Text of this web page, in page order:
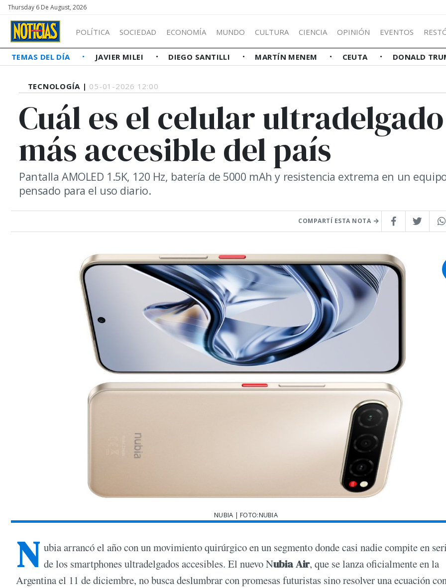
Thursday 6 De August, 2026
POLÍTICA SOCIEDAD ECONOMÍA MUNDO CULTURA CIENCIA OPINIÓN EVENTOS
TEMAS DEL DÍA JAVIER MILEI DIEGO SANTILLI MARTÍN MENEM CEUTA DONALD
TECNOLOGÍA | 05-01-2026 12:00
Cuál es el celular ultradelgado
más accesible del país
Pantalla AMOLED 1.5K, 120 Hz, batería de 5000 mAh y resistencia extrema en un
pensado para el uso diario.
COMPARTÍ ESTA NOTA
NUBIA | FOTO:NUBIA
N ubia arrancó el año con un movimiento quirúrgico en un segmento donde casi nadie compite en
de los smartphones ultradelgados accesibles. El nuevo Nubia Air, que se lanza oficialmente en la
Argentina el 11 de diciembre, no busca deslumbrar con promesas futuristas sino resolver una ecuación